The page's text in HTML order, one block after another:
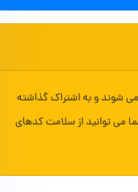
شوند و به اشتراک گذاشته
می توانید از سلامت کدهای